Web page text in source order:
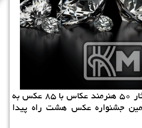
به گزارش كاراموند آثار ۵۰ هنرمند عكاس با ۸۵ عكس به
جشنواره عكس هشت راه پیدا